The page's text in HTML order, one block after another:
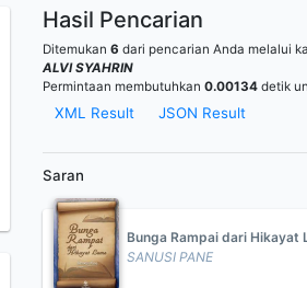
Hasil Pencarian
Ditemukan 6 dari pencarian Anda melalui
ALVI SYAHRIN
Permintaan membutuhkan 0.00134 detik
XML Result JSON Result
Saran
Bunga Rampai dari Hikayat
SANUSI PANE